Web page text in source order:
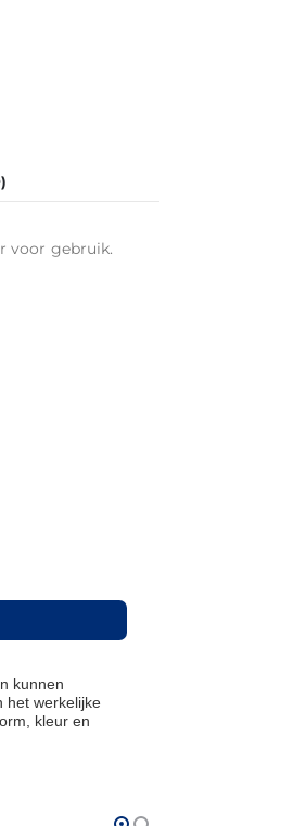
voor gebruik.
kunnen
het werkelijke
kleur en